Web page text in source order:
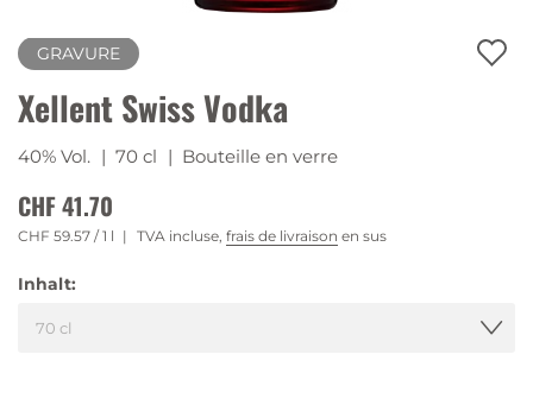
GRAVURE
Xellent Swiss Vodka
40% Vol. | 70 cl | Bouteille en verre
CHF 41.70
CHF 59.57 / 1 l TVA incluse, frais de livraison en sus
Inhalt: